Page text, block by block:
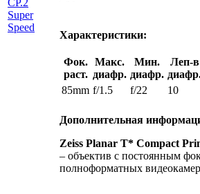
Характеристики:
Фок.
раст.
Макс.
диафр.
Мин.
диафр.
Леп-в
85mm f/1.5 f/22 10
Дополнительная
Zeiss Planar T* Compact
– объектив с постоянным
полноформатных